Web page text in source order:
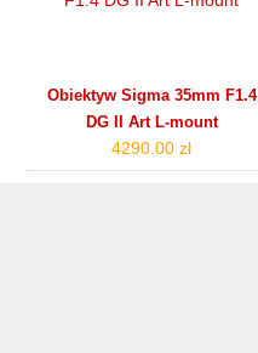
Obiektyw Sigma 35mm F1.4
DG II Art L-mount
4290.00 zł